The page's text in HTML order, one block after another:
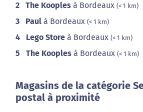
2 The Kooples à Bordeaux (< 1 km)
3 Paul à Bordeaux (< 1 km)
4 Lego Store à Bordeaux (< 1 km)
5 The Kooples à Bordeaux (< 1 km)
Magasins de la catégorie
postal à proximité